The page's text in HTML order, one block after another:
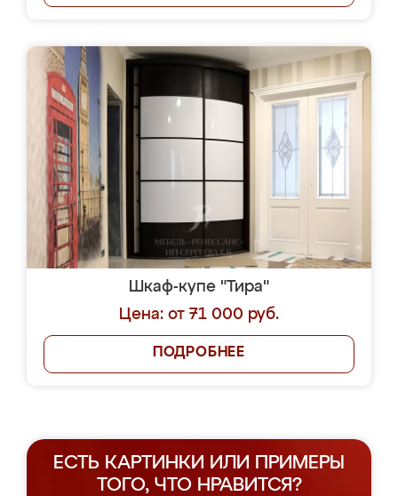
Шкаф-купе "Тира"
Цена: от 71 000 руб.
ПОДРОБНЕЕ
ЕСТЬ КАРТИНКИ ИЛИ ПРИМЕРЫ
ТОГО, ЧТО НРАВИТСЯ?